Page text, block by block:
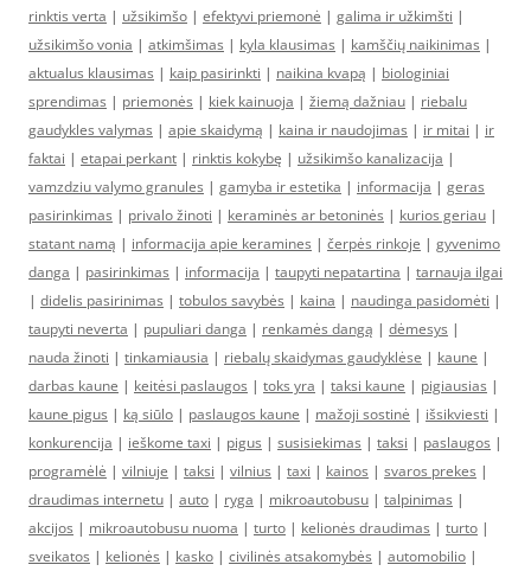
rinktis verta | užsikimšo | efektyvi priemonė | galima ir užkimšti |
užsikimšo vonia | atkimšimas | kyla klausimas | kamščių naikinimas |
aktualus klausimas | kaip pasirinkti | naikina kvapą | biologiniai
sprendimas | priemonės | kiek kainuoja | žiemą dažniau | riebalu
gaudykles valymas | apie skaidymą | kaina ir naudojimas | ir mitai | ir
faktai | etapai perkant | rinktis kokybę | užsikimšo kanalizacija |
vamzdziu valymo granules | gamyba ir estetika | informacija | geras
pasirinkimas | privalo žinoti | keraminės ar betoninės | kurios geriau |
statant namą | informacija apie keramines | čerpės rinkoje | gyvenimo
danga | pasirinkimas | informacija | taupyti nepatartina | tarnauja ilgai
| didelis pasirinimas | tobulos savybės | kaina | naudinga pasidomėti |
taupyti neverta | pupuliari danga | renkamės dangą | dėmesys |
nauda žinoti | tinkamiausia | riebalų skaidymas gaudyklėse | kaune |
darbas kaune | keitėsi paslaugos | toks yra | taksi kaune | pigiausias |
kaune pigus | ką siūlo | paslaugos kaune | mažoji sostinė | išsikviesti |
konkurencija | ieškome taxi | pigus | susisiekimas | taksi | paslaugos |
programėlė | vilniuje | taksi | vilnius | taxi | kainos | svaros prekes |
draudimas internetu | auto | ryga | mikroautobusu | talpinimas |
akcijos | mikroautobusu nuoma | turto | kelionės draudimas | turto |
sveikatos | kelionės | kasko | civilinės atsakomybės | automobilio |